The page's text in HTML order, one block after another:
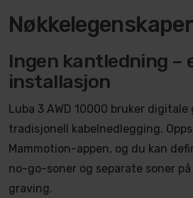
Nøkkelegenskaper
Ingen kantledning –
installasjon
Luba 3 AWD 10000 bruker
tradisjonell kabelnedlegging.
Mammotion-appen, og du kan
no-go-soner og separate soner
graving.